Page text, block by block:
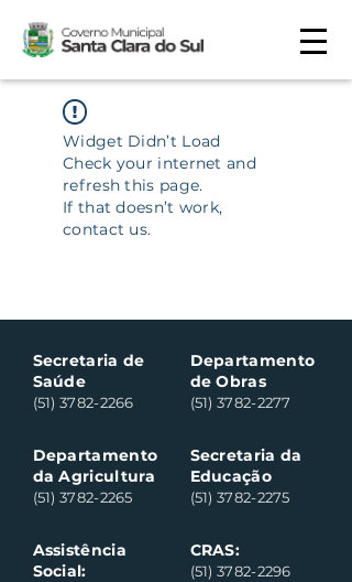
Widget Didn’t Load
Check your internet and
refresh this page.
If that doesn’t work,
contact us.
Secretaria de
Saúde
(51) 3782-2266
Departamento
da Agricultura
(51) 3782-2265
Assistência
Social:
Departamento
de Obras
(51) 3782-2277
Secretaria da
Educação
(51) 3782-2275
CRAS:
(51) 3782-2296